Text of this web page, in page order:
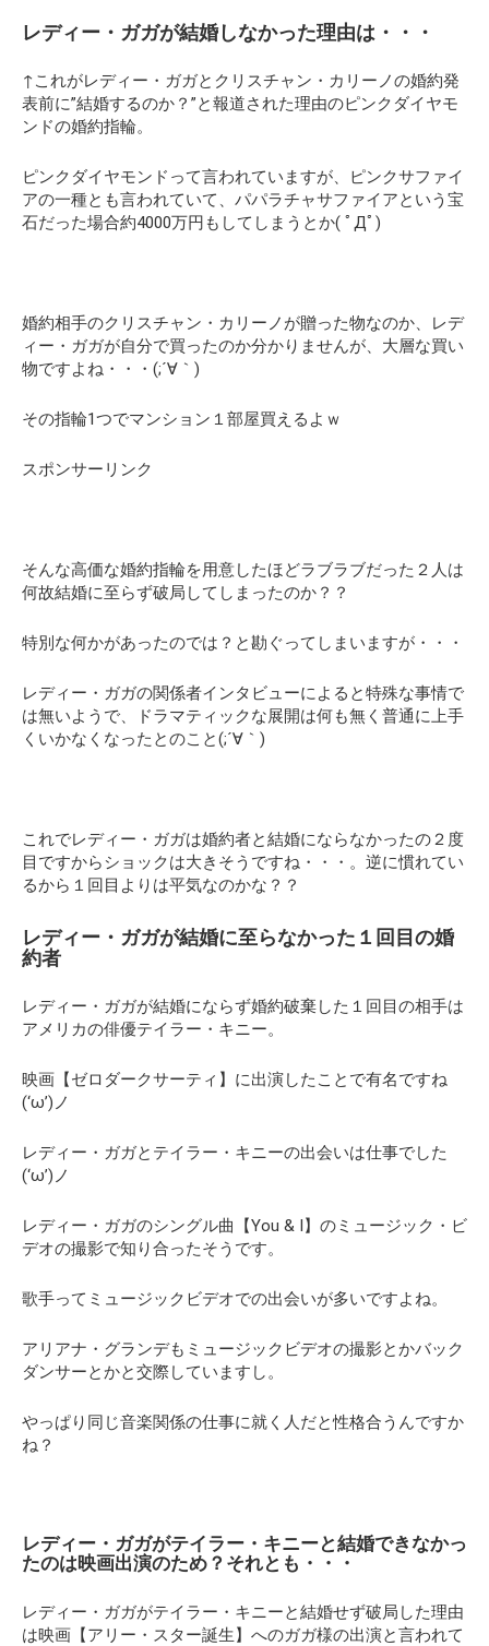
レディー・ガガが結婚しなかった理由は・・・
↑これがレディー・ガガとクリスチャン・カリーノの婚約発
表前に”結婚するのか？”と報道された理由のピンクダイヤモ
ンドの婚約指輪。
ピンクダイヤモンドって言われていますが、ピンクサファイ
アの一種とも言われていて、パパラチャサファイアという宝
石だった場合約4000万円 もしてしまうとか( ﾟДﾟ)
婚約相手のクリスチャン・カリーノが贈った物なのか、レデ
ィー・ガガが自分で買ったのか分かりませんが、大層な買い
物ですよね・・・(;´∀｀)
その指輪1つでマンション１部屋買えるよｗ
スポンサーリンク
そんな高価な婚約指輪を用意したほどラブラブだった２人は
何故結婚に至らず破局してしまったのか？？
特別な何かがあったのでは？と勘ぐってしまいますが・・・
レディー・ガガの関係者インタビューによると特殊な事情で
は無いようで、ドラマティックな展開は何も無く普通に上手
くいかなくなったとのこと(;´∀｀)
これでレディー・ガガは婚約者と結婚にならなかったの２度
目ですからショックは大きそうですね・・・。逆に慣れてい
るから１回目よりは平気なのかな？？
レディー・ガガが結婚に至らなかった１回目の婚
約者
レディー・ガガが結婚にならず婚約破棄した１回目の相手は
アメリカの俳優テイラー・キニー。
映画【ゼロダークサーティ】に出演したことで有名ですね
(‘ω’)ノ
レディー・ガガとテイラー・キニーの出会いは仕事でした
(‘ω’)ノ
レディー・ガガのシングル曲【You & I】のミュージック・ビ
デオの撮影で知り合ったそうです。
歌手ってミュージックビデオでの出会いが多いですよね。
アリアナ・グランデもミュージックビデオの撮影とかバック
ダンサーとかと交際していますし。
やっぱり同じ音楽関係の仕事に就く人だと性格合うんですか
ね？
レディー・ガガがテイラー・キニーと結婚できなかっ
たのは映画出演のため？それとも・・・
レディー・ガガがテイラー・キニーと結婚せず破局した理由
は映画【アリー・スター誕生】へのガガ様の出演と言われて